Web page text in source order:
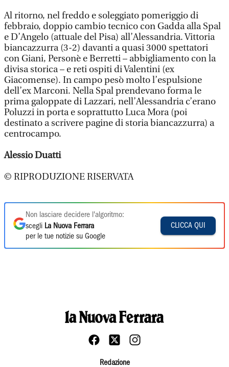
Al ritorno, nel freddo e soleggiato pomeriggio di
febbraio, doppio cambio tecnico con Gadda alla Spal
e D’Angelo (attuale del Pisa) all’Alessandria. Vittoria
biancazzurra (3-2) davanti a quasi 3000 spettatori
con Giani, Personè e Berretti – abbigliamento con la
divisa storica – e reti ospiti di Valentini (ex
Giacomense). In campo pesò molto l’espulsione
dell’ex Marconi. Nella Spal prendevano forma le
prima galoppate di Lazzari, nell’Alessandria c’erano
Poluzzi in porta e soprattutto Luca Mora (poi
destinato a scrivere pagine di storia biancazzurra) a
centrocampo.
Alessio Duatti
© RIPRODUZIONE RISERVATA
Non lasciare decidere l'algoritmo:
scegli La Nuova Ferrara
per le tue notizie su Google
CLICCA QUI
Redazione